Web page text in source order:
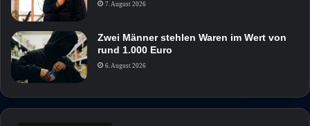
7. August 2026
Zwei Männer stehlen Waren im Wert von
rund 1.000 Euro
6. August 2026